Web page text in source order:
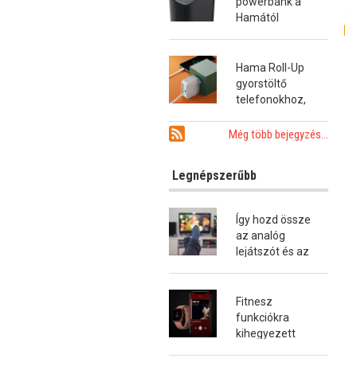
Hamától
Hama Roll-Up
gyorstöltő
telefonokhoz,
notebookokhoz
Még több bejegyzés...
Legnépszerűbb
Így hozd össze
az analóg
lejátszót és az
Fitnesz
funkciókra
kihegyezett